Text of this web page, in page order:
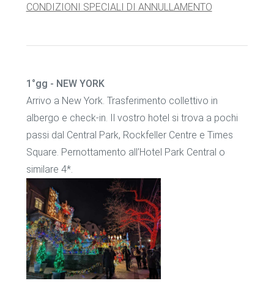
CONDIZIONI SPECIALI DI ANNULLAMENTO
1°gg - NEW YORK
Arrivo a New York. Trasferimento collettivo in
albergo e check-in. Il vostro hotel si trova a pochi
passi dal Central Park, Rockfeller Centre e Times
Square. Pernottamento all’Hotel Park Central o
similare 4*.